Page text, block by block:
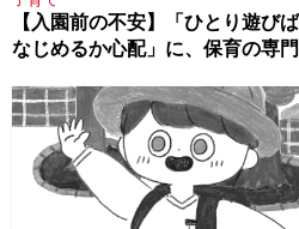
【入園前の不安】「ひとり遊び
なじめるか心配」に、保育の専